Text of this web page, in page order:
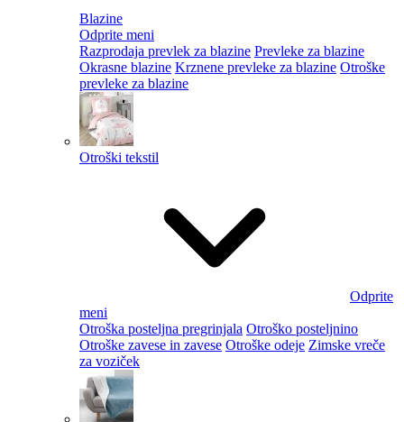
Blazine
Odprite meni
Razprodaja prevlek za blazine Prevleke za blazine
Okrasne blazine Krznene prevleke za blazine Otroške
prevleke za blazine
Otroški tekstil
Odprite
meni
Otroška posteljna pregrinjala Otroško posteljnino
Otroške zavese in zavese Otroške odeje Zimske vreče
za voziček